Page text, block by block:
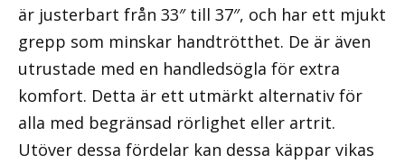
är justerbart från 33″ till 37″, och har ett mjukt
grepp som minskar handtrötthet. De är även
utrustade med en handledsögla för extra
komfort. Detta är ett utmärkt alternativ för
alla med begränsad rörlighet eller artrit.
Utöver dessa fördelar kan dessa käppar vikas